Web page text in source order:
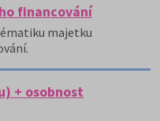
financování
majetku
+ osobnost